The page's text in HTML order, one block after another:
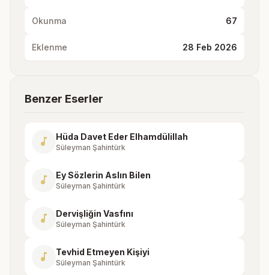
Okunma 67
Eklenme 28 Feb 2026
Benzer Eserler
music_note Hüda Davet Eder Elhamdülillah
Süleyman Şahintürk
music_note Ey Sözlerin Aslın Bilen
Süleyman Şahintürk
music_note Dervişliğin Vasfını
Süleyman Şahintürk
music_note Tevhid Etmeyen Kişiyi
Süleyman Şahintürk